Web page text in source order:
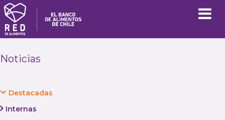
Noticias
Destacadas
Internas